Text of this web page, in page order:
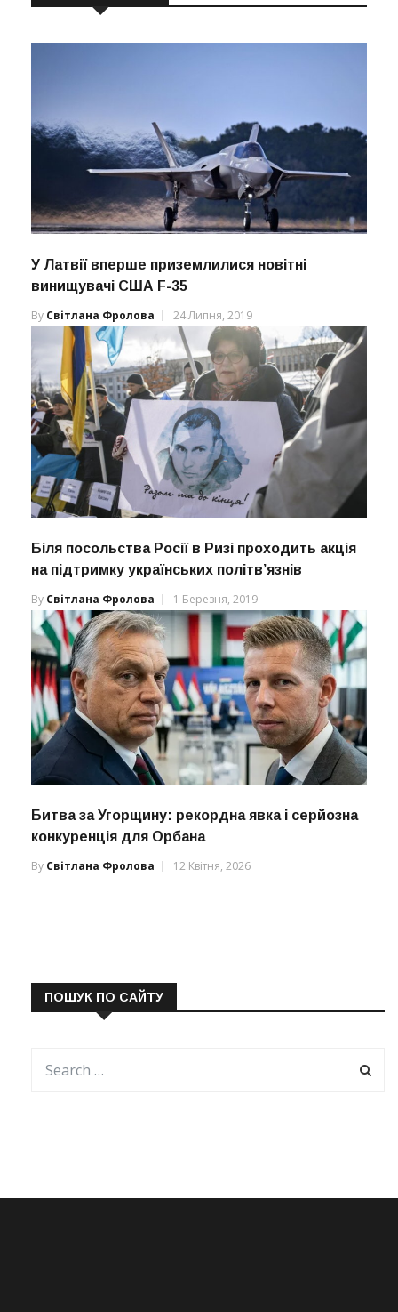
У Латвії вперше приземлилися новітні
винищувачі США F-35
By Світлана Фролова 24 Липня, 2019
Біля посольства Росії в Ризі проходить акція
на підтримку українських політв’язнів
By Світлана Фролова 1 Березня, 2019
Битва за Угорщину: рекордна явка і серйозна
конкуренція для Орбана
By Світлана Фролова 12 Квітня, 2026
ПОШУК ПО САЙТУ